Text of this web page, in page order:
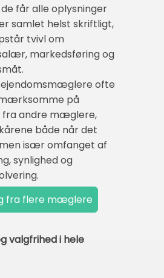
får alle oplysninger
samlet helst skriftligt,
tvivl om
markedsføring og
ejendomsmæglere ofte
på
fra andre mæglere,
både når det
især omfanget af
synlighed og
valgfrihed i hele